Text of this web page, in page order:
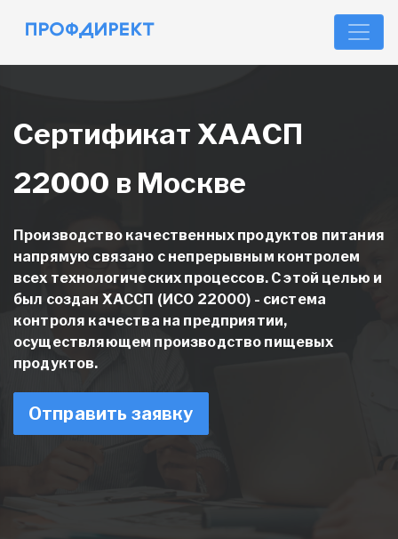
Сертификат ХААСП
22000 в Москве
Производство качественных продуктов питания
напрямую связано с непрерывным контролем
всех технологических процессов. С этой целью и
был создан ХАССП (ИСО 22000) - система
контроля качества на предприятии,
осуществляющем производство пищевых
продуктов.
Отправить заявку